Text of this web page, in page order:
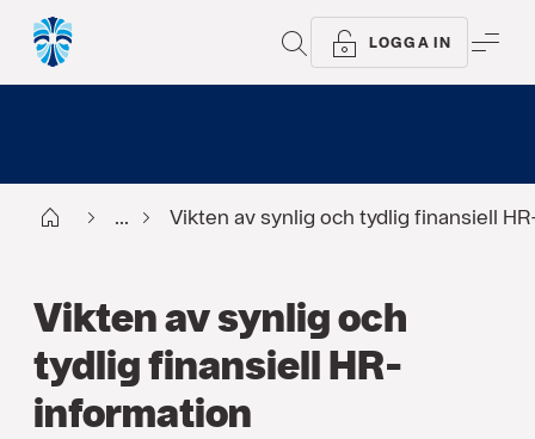
SÖK LOGGA IN
Start ... Vikten av synlig och tydlig finansiell
Vikten av synlig och
tydlig finansiell HR-
information